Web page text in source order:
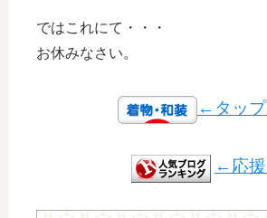
ではこれにて・・・
お休みなさい。
←タッ
←応